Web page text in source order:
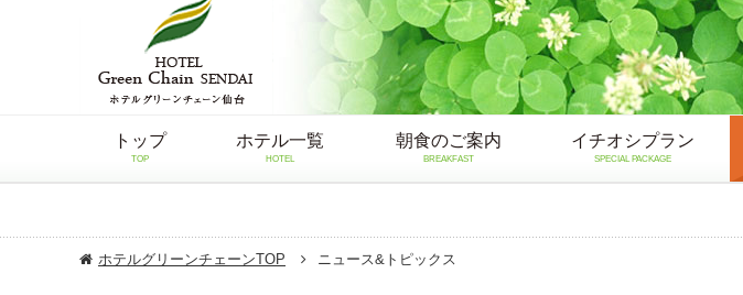
トップ
TOP
ホテル一覧
HOTEL
朝食のご案内
BREAKFAST
イチオシプラン
SPECIAL PACKAGE
ホテルグリーンチェーンTOP ニュース&トピックス